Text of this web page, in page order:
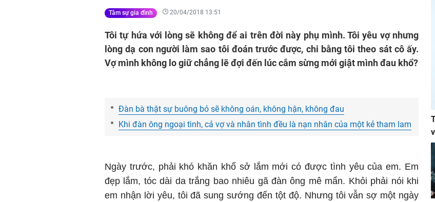
Tâm sự gia đình 20/04/2018 13:51
Tôi tự hứa với lòng sẽ không để ai trên đời này phụ mình. Tôi yêu vợ nhưng
lòng dạ con người làm sao tôi đoán trước được, chi bằng tôi theo sát cô ấy.
Vợ mình không lo giữ chẳng lẽ đợi đến lúc cắm sừng mới giật mình đau khổ?
Đàn bà thật sự buông bỏ sẽ không oán, không hận, không đau
Khi đàn ông ngoại tình, cả vợ và nhân tình đều là nạn nhân của một kẻ tham lam
Ngày trước, phải khó khăn khổ sở lắm mới có được tình yêu của em. Em
đẹp lắm, tóc dài da trắng bao nhiêu gã đàn ông mê mẩn. Khỏi phải nói khi
em nhận lời yêu, tôi đã sung sướng đến tột độ. Nhưng tôi vẫn sợ một ngày